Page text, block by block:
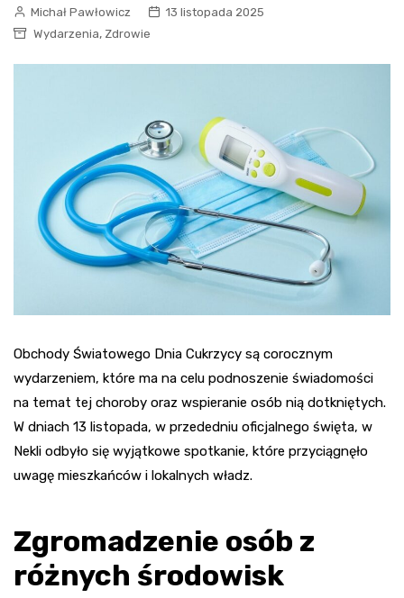
Michał Pawłowicz
13 listopada 2025
Wydarzenia, Zdrowie
Obchody Światowego Dnia Cukrzycy są corocznym
wydarzeniem, które ma na celu podnoszenie świadomości
na temat tej choroby oraz wspieranie osób nią dotkniętych.
W dniach 13 listopada, w przededniu oficjalnego święta, w
Nekli odbyło się wyjątkowe spotkanie, które przyciągnęło
uwagę mieszkańców i lokalnych władz.
Zgromadzenie osób z
różnych środowisk